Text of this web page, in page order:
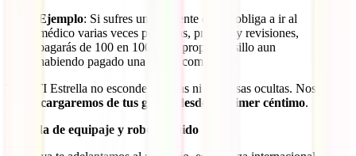
Ejemplo: Si sufres un accidente que te obliga a ir al
médico varias veces por curas, pruebas y revisiones,
pagarás de 100 en 100 de tu propio bolsillo aun
habiendo pagado una póliza completa.
Tu IATI Estrella no esconde trampas ni sorpresas ocultas. Nosotros
nos encargaremos de tus gastos desde el primer céntimo.
Pérdida de equipaje y robo incluido